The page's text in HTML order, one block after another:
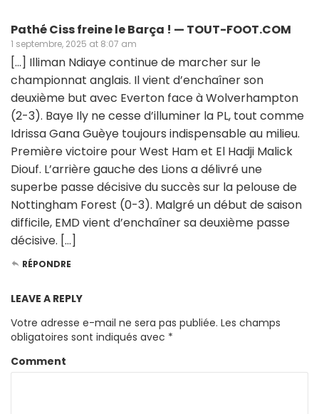
Pathé Ciss freine le Barça ! — TOUT-FOOT.COM
1 septembre, 2025 at 8:07 am
[…] Illiman Ndiaye continue de marcher sur le
championnat anglais. Il vient d’enchaîner son
deuxième but avec Everton face à Wolverhampton
(2-3). Baye Ily ne cesse d’illuminer la PL, tout comme
Idrissa Gana Guèye toujours indispensable au milieu.
Première victoire pour West Ham et El Hadji Malick
Diouf. L’arrière gauche des Lions a délivré une
superbe passe décisive du succès sur la pelouse de
Nottingham Forest (0-3). Malgré un début de saison
difficile, EMD vient d’enchaîner sa deuxième passe
décisive. […]
RÉPONDRE
LEAVE A REPLY
Votre adresse e-mail ne sera pas publiée. Les champs
obligatoires sont indiqués avec *
Comment